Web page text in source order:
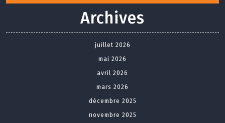
Archives
juillet 2026
mai 2026
avril 2026
mars 2026
décembre 2025
novembre 2025